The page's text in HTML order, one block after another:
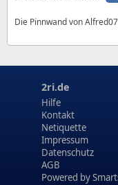
Die Pinnwand von
2ri.de
Hilfe
Kontakt
Netiquette
Impressum
Datenschutz
AGB
Powered by